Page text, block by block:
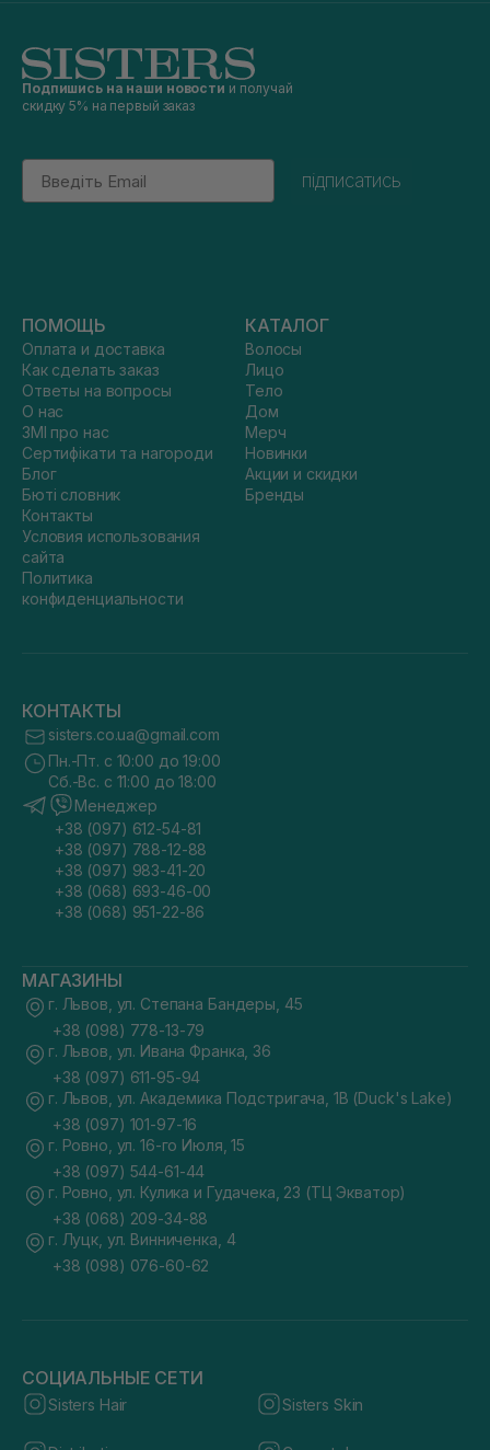
Подпишись на наши новости и получай
скидку 5% на первый заказ
Email
підписатись
ПОМОЩЬ
Оплата и доставка
Как сделать заказ
Ответы на вопросы
О нас
ЗМІ про нас
Сертифікати та нагороди
Блог
Бюті словник
Контакты
Условия использования
сайта
Политика
конфиденциальности
КАТАЛОГ
Волосы
Лицо
Тело
Дом
Мерч
Новинки
Акции и скидки
Бренды
КОНТАКТЫ
sisters.co.ua@gmail.com
Пн.-Пт. с 10:00 до 19:00
Сб.-Вс. с 11:00 до 18:00
Менеджер
+38 (097) 612-54-81
+38 (097) 788-12-88
+38 (097) 983-41-20
+38 (068) 693-46-00
+38 (068) 951-22-86
МАГАЗИНЫ
г. Львов, ул. Степана Бандеры, 45
+38 (098) 778-13-79
г. Львов, ул. Ивана Франка, 36
+38 (097) 611-95-94
г. Львов, ул. Академика Подстригача, 1В (Duck's Lake)
+38 (097) 101-97-16
г. Ровно, ул. 16-го Июля, 15
+38 (097) 544-61-44
г. Ровно, ул. Кулика и Гудачека, 23 (ТЦ Экватор)
+38 (068) 209-34-88
г. Луцк, ул. Винниченка, 4
+38 (098) 076-60-62
СОЦИАЛЬНЫЕ СЕТИ
Sisters Hair Sisters Skin